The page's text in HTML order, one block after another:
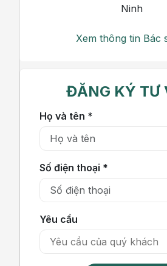
Ninh
Xem thông tin Bác
ĐĂNG KÝ TƯ
Họ và tên *
Số điện thoại *
Yêu cầu